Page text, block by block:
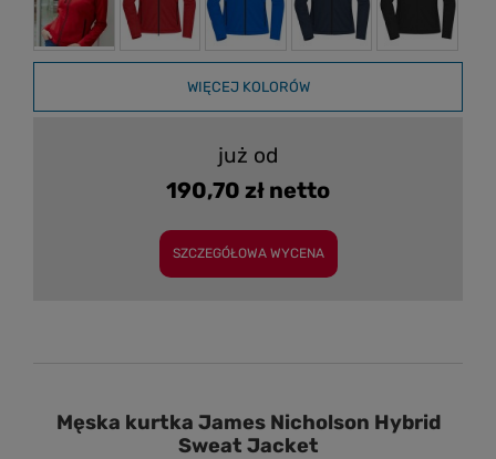
WIĘCEJ KOLORÓW
już od
190,70 zł netto
SZCZEGÓŁOWA WYCENA
Męska kurtka James Nicholson Hybrid
Sweat Jacket